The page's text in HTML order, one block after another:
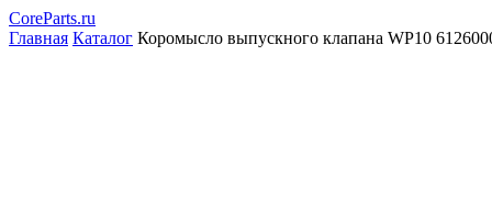
CoreParts.ru
Главная Каталог Коромысло выпускного клапана WP10